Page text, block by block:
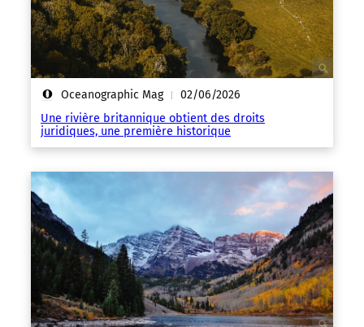
Oceanographic Mag | 02/06/2026
Une rivière britannique obtient des droits
juridiques, une première historique